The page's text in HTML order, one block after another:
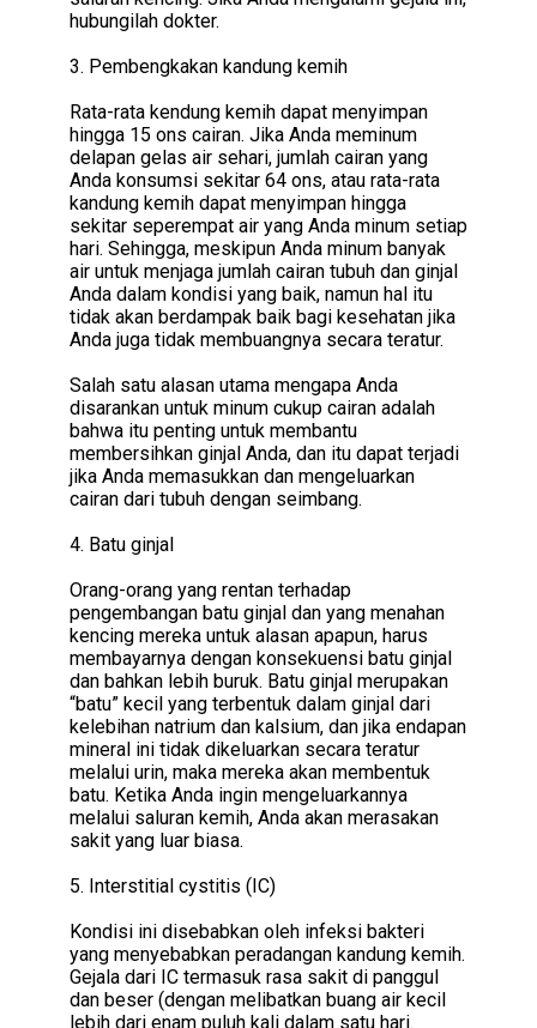
hubungilah dokter.
3. Pembengkakan kandung kemih
Rata-rata kendung kemih dapat menyimpan
hingga 15 ons cairan. Jika Anda meminum
delapan gelas air sehari, jumlah cairan yang
Anda konsumsi sekitar 64 ons, atau rata-rata
kandung kemih dapat menyimpan hingga
sekitar seperempat air yang Anda minum setiap
hari. Sehingga, meskipun Anda minum banyak
air untuk menjaga jumlah cairan tubuh dan ginjal
Anda dalam kondisi yang baik, namun hal itu
tidak akan berdampak baik bagi kesehatan jika
Anda juga tidak membuangnya secara teratur.
Salah satu alasan utama mengapa Anda
disarankan untuk minum cukup cairan adalah
bahwa itu penting untuk membantu
membersihkan ginjal Anda, dan itu dapat terjadi
jika Anda memasukkan dan mengeluarkan
cairan dari tubuh dengan seimbang.
4. Batu ginjal
Orang-orang yang rentan terhadap
pengembangan batu ginjal dan yang menahan
kencing mereka untuk alasan apapun, harus
membayarnya dengan konsekuensi batu ginjal
dan bahkan lebih buruk. Batu ginjal merupakan
“batu” kecil yang terbentuk dalam ginjal dari
kelebihan natrium dan kalsium, dan jika endapan
mineral ini tidak dikeluarkan secara teratur
melalui urin, maka mereka akan membentuk
batu. Ketika Anda ingin mengeluarkannya
melalui saluran kemih, Anda akan merasakan
sakit yang luar biasa.
5. Interstitial cystitis (IC)
Kondisi ini disebabkan oleh infeksi bakteri
yang menyebabkan peradangan kandung kemih.
Gejala dari IC termasuk rasa sakit di panggul
dan beser (dengan melibatkan buang air kecil
lebih dari enam puluh kali dalam satu hari.